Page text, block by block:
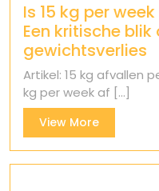
Is 15 kg per
Een kritische blik
gewichtsverlies
Artikel: 15 kg afvallen
kg per week af [...]
View MoreView
More